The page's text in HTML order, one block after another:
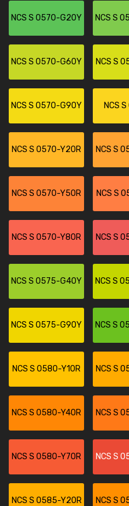
NCS S 0570-G20Y NCS S
NCS S 0570-G60Y NCS S
NCS S 0570-G90Y NCS
NCS S 0570-Y20R NCS S
NCS S 0570-Y50R NCS S
NCS S 0570-Y80R NCS S
NCS S 0575-G40Y NCS S
NCS S 0575-G90Y NCS S
NCS S 0580-Y10R NCS S
NCS S 0580-Y40R NCS S
NCS S 0580-Y70R NCS S
NCS S 0585-Y20R NCS S